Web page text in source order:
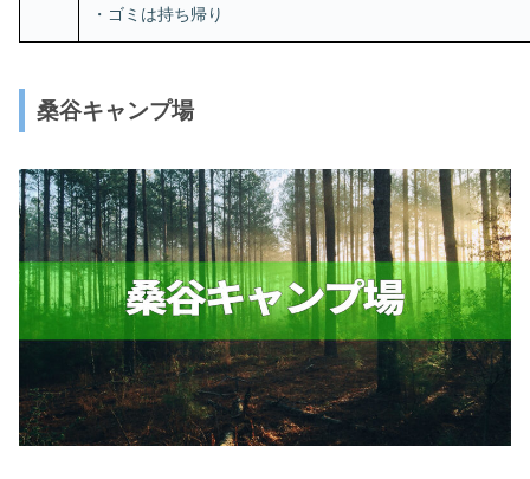
・ゴミは持ち帰り
桑谷キャンプ場